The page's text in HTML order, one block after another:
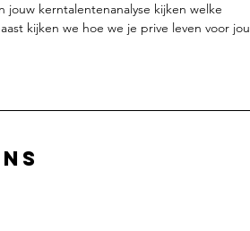
jouw kerntalentenanalyse kijken welke
kijken we hoe we je prive leven voor jou